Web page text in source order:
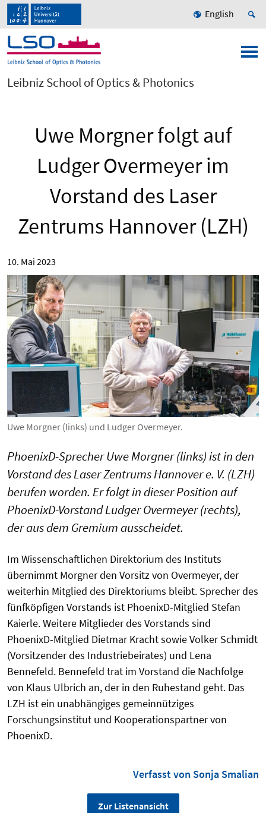
English
Leibniz School of Optics & Photonics
Uwe Morgner folgt auf
Ludger Overmeyer im
Vorstand des Laser
Zentrums Hannover (LZH)
10. Mai 2023
Uwe Morgner (links) und Ludger Overmeyer.
PhoenixD-Sprecher Uwe Morgner (links) ist in den
Vorstand des Laser Zentrums Hannover e. V. (LZH)
berufen worden. Er folgt in dieser Position auf
PhoenixD-Vorstand Ludger Overmeyer (rechts),
der aus dem Gremium ausscheidet.
Im Wissenschaftlichen Direktorium des Instituts
übernimmt Morgner den Vorsitz von Overmeyer, der
weiterhin Mitglied des Direktoriums bleibt. Sprecher des
fünfköpfigen Vorstands ist PhoenixD-Mitglied Stefan
Kaierle. Weitere Mitglieder des Vorstands sind
PhoenixD-Mitglied Dietmar Kracht sowie Volker Schmidt
(Vorsitzender des Industriebeirates) und Lena
Bennefeld. Bennefeld trat im Vorstand die Nachfolge
von Klaus Ulbrich an, der in den Ruhestand geht. Das
LZH ist ein unabhängiges gemeinnütziges
Forschungsinstitut und Kooperationspartner von
PhoenixD.
Verfasst von Sonja Smalian
Zur Listenansicht